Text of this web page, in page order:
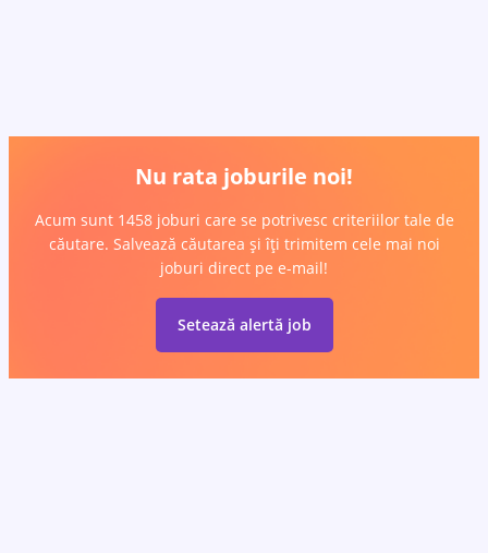
Nu rata joburile noi!
Acum sunt 1458 joburi care se potrivesc criteriilor tale de
căutare. Salvează căutarea și îți trimitem cele mai noi
joburi direct pe e-mail!
Setează alertă job